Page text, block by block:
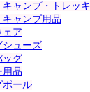
キャンプ・トレッ
ャンプ用品
ェア
シューズ
ッグ
用品
ポール